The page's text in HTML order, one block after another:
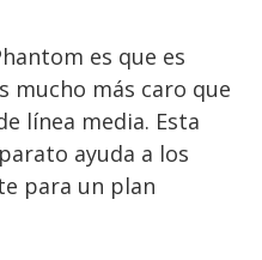
es que es
mucho más caro que
línea media. Esta
ayuda a los
para un plan